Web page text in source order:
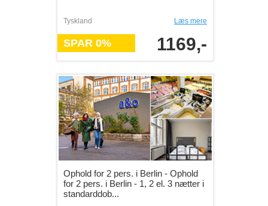
Tyskland Læs mere
SPAR 0% 1169,-
Ophold for 2 pers. i Berlin - Ophold
for 2 pers. i Berlin - 1, 2 el. 3 nætter i
standarddob...